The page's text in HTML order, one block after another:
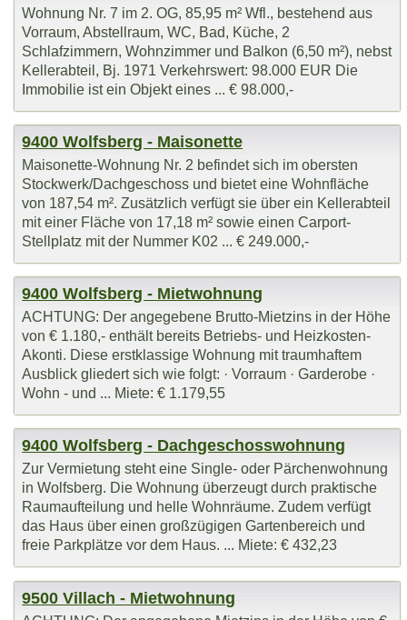
Wohnung Nr. 7 im 2. OG, 85,95 m² Wfl., bestehend aus
Vorraum, Abstellraum, WC, Bad, Küche, 2
Schlafzimmern, Wohnzimmer und Balkon (6,50 m²), nebst
Kellerabteil, Bj. 1971 Verkehrswert: 98.000 EUR Die
Immobilie ist ein Objekt eines ... € 98.000,-
9400 Wolfsberg - Maisonette
Maisonette-Wohnung Nr. 2 befindet sich im obersten
Stockwerk/Dachgeschoss und bietet eine Wohnfläche
von 187,54 m². Zusätzlich verfügt sie über ein Kellerabteil
mit einer Fläche von 17,18 m² sowie einen Carport-
Stellplatz mit der Nummer K02 ... € 249.000,-
9400 Wolfsberg - Mietwohnung
ACHTUNG: Der angegebene Brutto-Mietzins in der Höhe
von € 1.180,- enthält bereits Betriebs- und Heizkosten-
Akonti. Diese erstklassige Wohnung mit traumhaftem
Ausblick gliedert sich wie folgt: · Vorraum · Garderobe ·
Wohn - und ... Miete: € 1.179,55
9400 Wolfsberg - Dachgeschosswohnung
Zur Vermietung steht eine Single- oder Pärchenwohnung
in Wolfsberg. Die Wohnung überzeugt durch praktische
Raumaufteilung und helle Wohnräume. Zudem verfügt
das Haus über einen großzügigen Gartenbereich und
freie Parkplätze vor dem Haus. ... Miete: € 432,23
9500 Villach - Mietwohnung